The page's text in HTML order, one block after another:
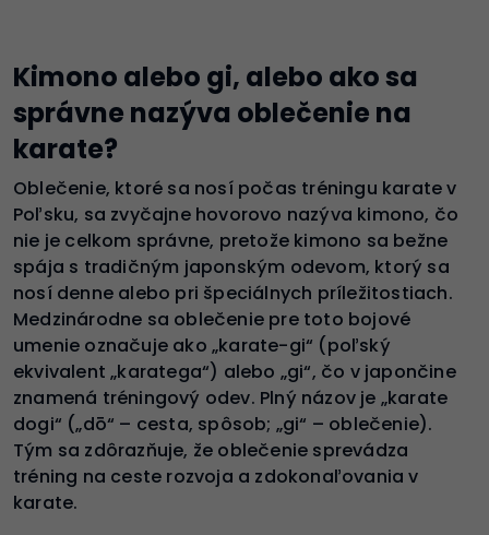
Kimono alebo gi, alebo ako sa
správne nazýva oblečenie na
karate?
Oblečenie, ktoré sa nosí počas tréningu karate v
Poľsku, sa zvyčajne hovorovo nazýva kimono, čo
nie je celkom správne, pretože kimono sa bežne
spája s tradičným japonským odevom, ktorý sa
nosí denne alebo pri špeciálnych príležitostiach.
Medzinárodne sa oblečenie pre toto bojové
umenie označuje ako „karate-gi“ (poľský
ekvivalent „karatega“) alebo „gi“, čo v japončine
znamená tréningový odev. Plný názov je „karate
dogi“ („dō“ – cesta, spôsob; „gi“ – oblečenie).
Tým sa zdôrazňuje, že oblečenie sprevádza
tréning na ceste rozvoja a zdokonaľovania v
karate.